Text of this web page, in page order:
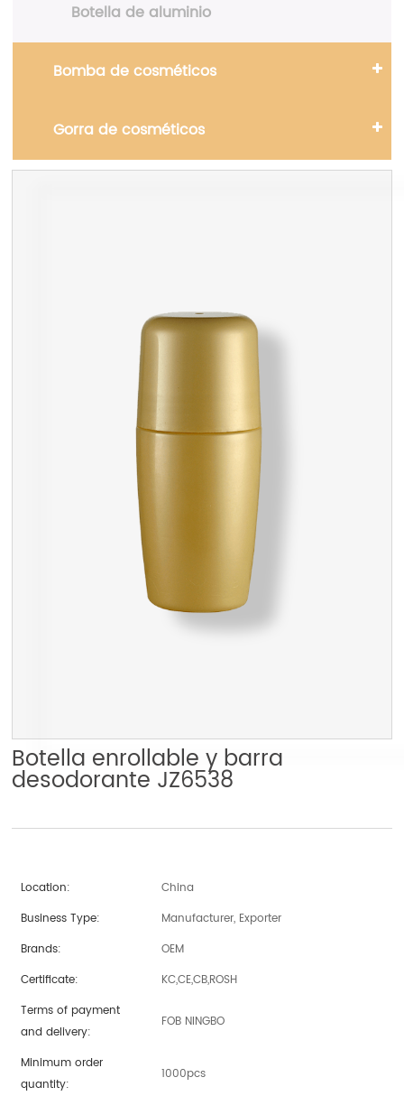
Botella de aluminio
Bomba de cosméticos
Gorra de cosméticos
Botella enrollable y barra
desodorante JZ6538
Location:
China
Business Type:
Manufacturer, Exporter
Brands:
OEM
Certificate:
KC,CE,CB,ROSH
Terms of payment
and delivery:
FOB NINGBO
Minimum order
quantity:
1000pcs